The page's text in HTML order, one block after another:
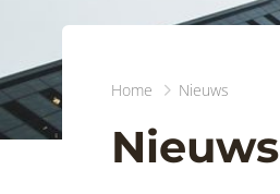
Home Nieuws
Nieuws